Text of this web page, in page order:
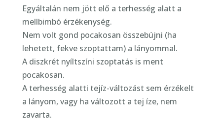
Egyáltalán nem jött elő a terhesség alatt a
mellbimbó érzékenység.
Nem volt gond pocakosan összebújni (ha
lehetett, fekve szoptattam) a lányommal.
A diszkrét nyíltszíni szoptatás is ment
pocakosan.
A terhesség alatti tejíz-változást sem érzékelt
a lányom, vagy ha változott a tej íze, nem
zavarta.